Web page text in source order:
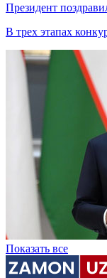
Президент
В трех этапах
Показать все